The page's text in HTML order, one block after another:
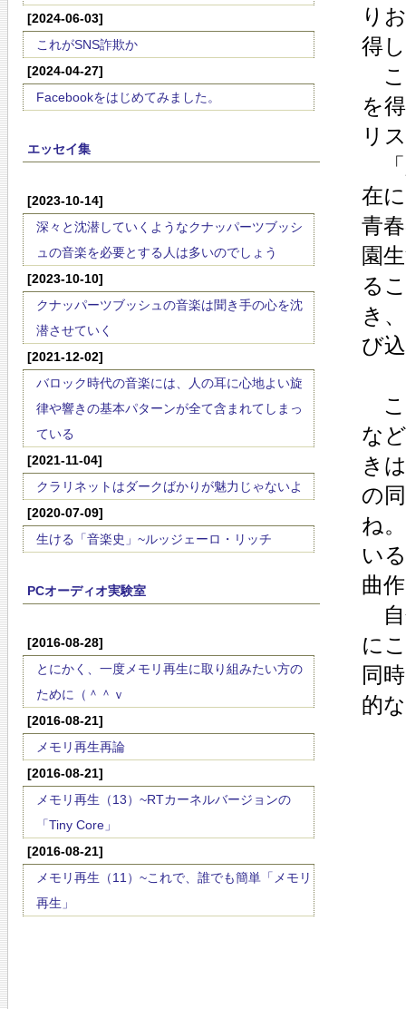
[2024-06-03]
これがSNS詐欺か
[2024-04-27]
Facebookをはじめてみました。
エッセイ集
[2023-10-14]
深々と沈潜していくようなクナッパーツブッシ
ュの音楽を必要とする人は多いのでしょう
[2023-10-10]
クナッパーツブッシュの音楽は聞き手の心を沈
潜させていく
[2021-12-02]
バロック時代の音楽には、人の耳に心地よい旋
律や響きの基本パターンが全て含まれてしまっ
ている
[2021-11-04]
クラリネットはダークばかりが魅力じゃないよ
[2020-07-09]
生ける「音楽史」~ルッジェーロ・リッチ
PCオーディオ実験室
[2016-08-28]
とにかく、一度メモリ再生に取り組みたい方の
ために（＾＾ｖ
[2016-08-21]
メモリ再生再論
[2016-08-21]
メモリ再生（13）~RTカーネルバージョンの
「Tiny Core」
[2016-08-21]
メモリ再生（11）~これで、誰でも簡単「メモリ
再生」
り
得
こ
を
リ
「
在
青
園
る
き
び
こ
な
き
の
ね
い
曲
自
に
同
的